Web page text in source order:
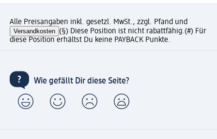
Alle Preisangaben inkl. gesetzl. MwSt., zzgl. Pfand und
Versandkosten (§) Diese Position ist nicht rabattfähig.(#) Für
diese Position erhältst Du keine PAYBACK Punkte.
Wie gefällt Dir diese Seite?